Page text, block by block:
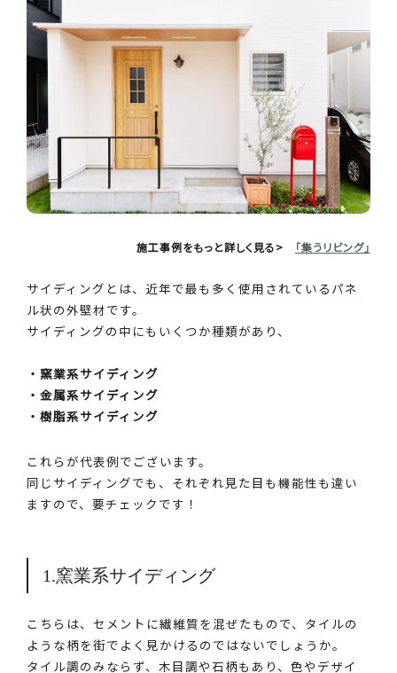
施工事例をもっと詳しく見る> 「集うリビング」
サイディングとは、近年で最も多く使用されているパネ
ル状の外壁材です。
サイディングの中にもいくつか種類があり、
・窯業系サイディング
・金属系サイディング
・樹脂系サイディング
これらが代表例でございます。
同じサイディングでも、それぞれ見た目も機能性も違い
ますので、要チェックです！
1.窯業系サイディング
こちらは、セメントに繊維質を混ぜたもので、タイルの
ような柄を街でよく見かけるのではないでしょうか。
タイル調のみならず、木目調や石柄もあり、色やデザイ